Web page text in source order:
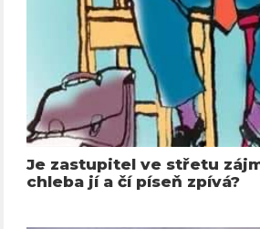
Je zastupitel ve střetu
chleba jí a čí píseň zpívá?